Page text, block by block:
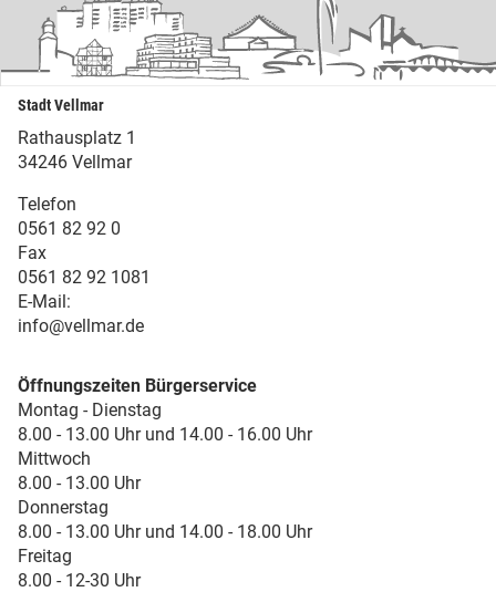
Stadt Vellmar
Rathausplatz 1
34246 Vellmar
Telefon
0561 82 92 0
Fax
0561 82 92 1081
E-Mail:
info@vellmar.de
Öffnungszeiten Bürgerservice
Montag - Dienstag
8.00 - 13.00 Uhr und 14.00 - 16.00 Uhr
Mittwoch
8.00 - 13.00 Uhr
Donnerstag
8.00 - 13.00 Uhr und 14.00 - 18.00 Uhr
Freitag
8.00 - 12-30 Uhr